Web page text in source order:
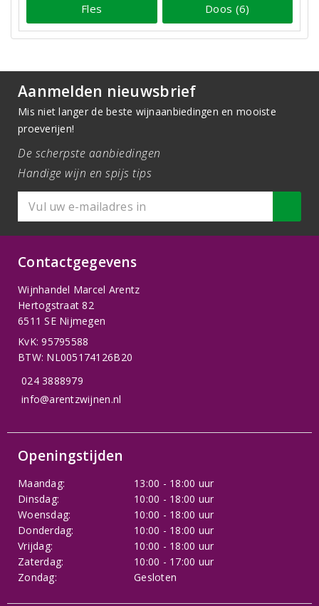
Fles Doos (6)
Aanmelden nieuwsbrief
Mis niet langer de beste wijnaanbiedingen en mooiste
proeverijen!
De scherpste aanbiedingen
Handige wijn en spijs tips
Contactgegevens
Wijnhandel Marcel Arentz
Hertogstraat 82
6511 SE Nijmegen
KvK: 95795588
BTW: NL005174126B20
024 3888979
info@arentzwijnen.nl
Openingstijden
Maandag:
13:00 - 18:00 uur
Dinsdag:
10:00 - 18:00 uur
Woensdag:
10:00 - 18:00 uur
Donderdag:
10:00 - 18:00 uur
Vrijdag:
10:00 - 18:00 uur
Zaterdag:
10:00 - 17:00 uur
Zondag:
Gesloten